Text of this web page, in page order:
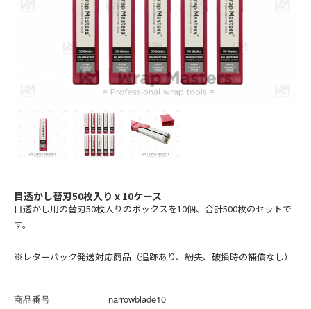
Bentley
Jaguar
Land Rover
McLaren
MINI
日本
トヨタ
ホンダ
スズキ
ダイハツ
アメリカ
目透かし替刃50枚入りｘ10ケース
目透かし用の替刃50枚入りのボックスを10個、合計500枚のセットで
す。
※レターパック発送対応商品（追跡あり、紛失、破損時の補償なし）
商品番号 narrowblade10